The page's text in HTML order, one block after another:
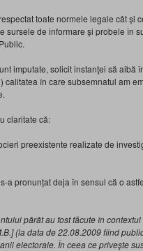
toate normele legale cât și
sursele de informare și probele în
imputate, solicit instanţei să aibă
în care subsemnatul am
claritate că:
preexistente realizate de
a pronunțat deja în sensul că o
pârât au fost făcute în
(la data de 22.08.2009 fiind
electorale. În ceea ce priveşte